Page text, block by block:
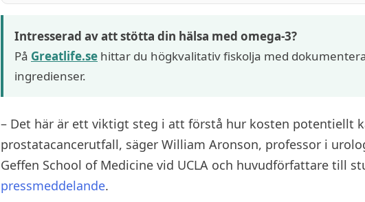
Intresserad av att stötta din hälsa med omega-3?
På Greatlife.se hittar du högkvalitativ fiskolja med
ingredienser.
– Det här är ett viktigt steg i att förstå hur kosten potentiellt
prostatacancerutfall, säger William Aronson, professor i
Geffen School of Medicine vid UCLA och huvudförfattare till
pressmeddelande.